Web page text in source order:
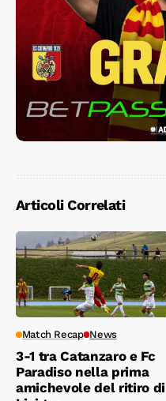
Articoli Correlati
Match Recap News
3-1 tra Catanzaro e Fc
Paradiso nella prima
amichevole del ritiro di